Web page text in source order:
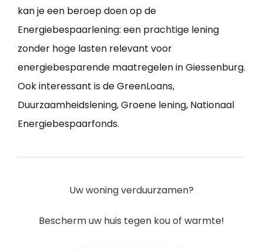
kan je een beroep doen op de
Energiebespaarlening: een prachtige lening
zonder hoge lasten relevant voor
energiebesparende maatregelen in Giessenburg.
Ook interessant is de GreenLoans,
Duurzaamheidslening, Groene lening, Nationaal
Energiebespaarfonds.
Uw woning verduurzamen?
Bescherm uw huis tegen kou of warmte!